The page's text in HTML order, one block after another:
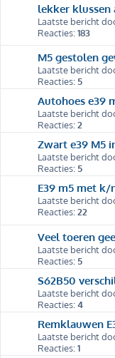
lekker klussen
Laatste bericht
Reacties:183
M5 gestolen
Laatste bericht
Reacties: 5
Autohoes e39
Laatste bericht
Reacties:2
Zwart e39 M5
Laatste bericht
Reacties: 5
E39 m5 met
Laatste bericht
Reacties:22
Veel toeren
Laatste bericht
Reacties: 5
S62B50
Laatste bericht
Reacties:4
Remklauwen
Laatste bericht
Reacties:1